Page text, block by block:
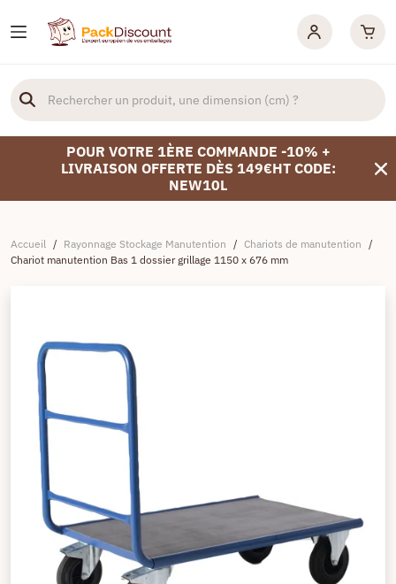
POUR VOTRE 1ÈRE COMMANDE -10% +
LIVRAISON OFFERTE DÈS 149€HT CODE:
NEW10L
Accueil / Rayonnage Stockage Manutention / Chariots de manutention /
Chariot manutention Bas 1 dossier grillage 1150 x 676 mm